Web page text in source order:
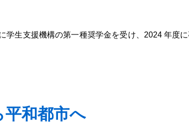
生支援機構の第一種奨学金を受け、2024 年度
和都市へ